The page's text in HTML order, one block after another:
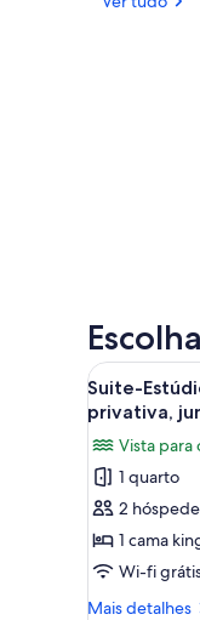
Ver
todas
as
imagens
de
Suite-
Estúdio
Premium,
1
3
Suite-
privativa,
Vista para
1 quarto
2
1 cama
Wi-fi
Mais detalhes
Mais